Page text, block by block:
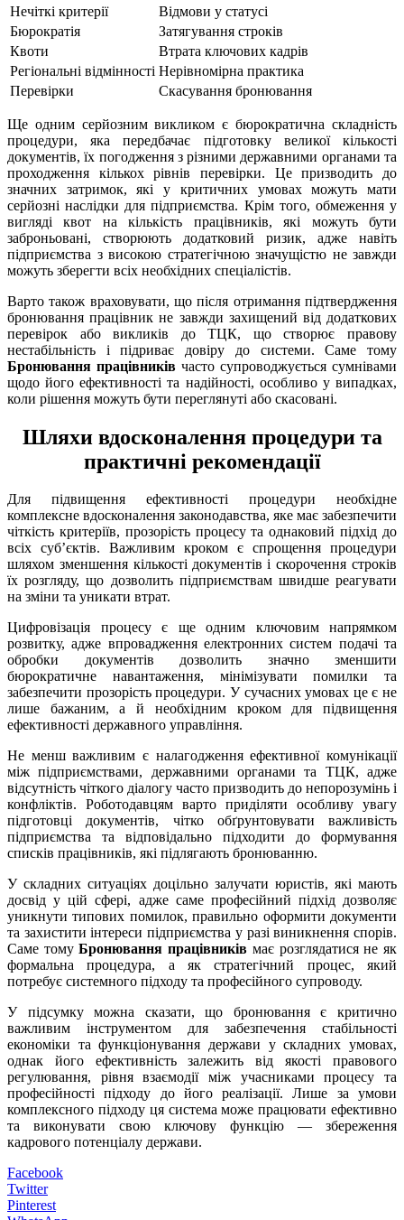
Нечіткі критерії
Відмови у статусі
Бюрократія
Затягування строків
Квоти
Втрата ключових кадрів
Регіональні відмінності Нерівномірна практика
Перевірки
Скасування бронювання
Ще одним серйозним викликом є бюрократична складність
процедури, яка передбачає підготовку великої кількості
документів, їх погодження з різними державними органами та
проходження кількох рівнів перевірки. Це призводить до
значних затримок, які у критичних умовах можуть мати
серйозні наслідки для підприємства. Крім того, обмеження у
вигляді квот на кількість працівників, які можуть бути
заброньовані, створюють додатковий ризик, адже навіть
підприємства з високою стратегічною значущістю не завжди
можуть зберегти всіх необхідних спеціалістів.
Варто також враховувати, що після отримання підтвердження
бронювання працівник не завжди захищений від додаткових
перевірок або викликів до ТЦК, що створює правову
нестабільність і підриває довіру до системи. Саме тому
Бронювання працівників часто супроводжується сумнівами
щодо його ефективності та надійності, особливо у випадках,
коли рішення можуть бути переглянуті або скасовані.
Шляхи вдосконалення процедури та
практичні рекомендації
Для підвищення ефективності процедури необхідне
комплексне вдосконалення законодавства, яке має забезпечити
чіткість критеріїв, прозорість процесу та однаковий підхід до
всіх суб’єктів. Важливим кроком є спрощення процедури
шляхом зменшення кількості документів і скорочення строків
їх розгляду, що дозволить підприємствам швидше реагувати
на зміни та уникати втрат.
Цифровізація процесу є ще одним ключовим напрямком
розвитку, адже впровадження електронних систем подачі та
обробки документів дозволить значно зменшити
бюрократичне навантаження, мінімізувати помилки та
забезпечити прозорість процедури. У сучасних умовах це є не
лише бажаним, а й необхідним кроком для підвищення
ефективності державного управління.
Не менш важливим є налагодження ефективної комунікації
між підприємствами, державними органами та ТЦК, адже
відсутність чіткого діалогу часто призводить до непорозумінь і
конфліктів. Роботодавцям варто приділяти особливу увагу
підготовці документів, чітко обґрунтовувати важливість
підприємства та відповідально підходити до формування
списків працівників, які підлягають бронюванню.
У складних ситуаціях доцільно залучати юристів, які мають
досвід у цій сфері, адже саме професійний підхід дозволяє
уникнути типових помилок, правильно оформити документи
та захистити інтереси підприємства у разі виникнення спорів.
Саме томуБронювання працівників має розглядатися не як
формальна процедура, а як стратегічний процес, який
потребує системного підходу та професійного супроводу.
У підсумку можна сказати, що бронювання є критично
важливим інструментом для забезпечення стабільності
економіки та функціонування держави у складних умовах,
однак його ефективність залежить від якості правового
регулювання, рівня взаємодії між учасниками процесу та
професійності підходу до його реалізації. Лише за умови
комплексного підходу ця система може працювати ефективно
та виконувати свою ключову функцію — збереження
кадрового потенціалу держави.
Facebook
Twitter
Pinterest